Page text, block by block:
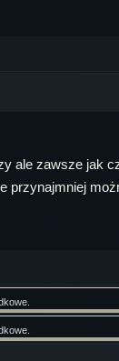
ale zawsze jak
przynajmniej